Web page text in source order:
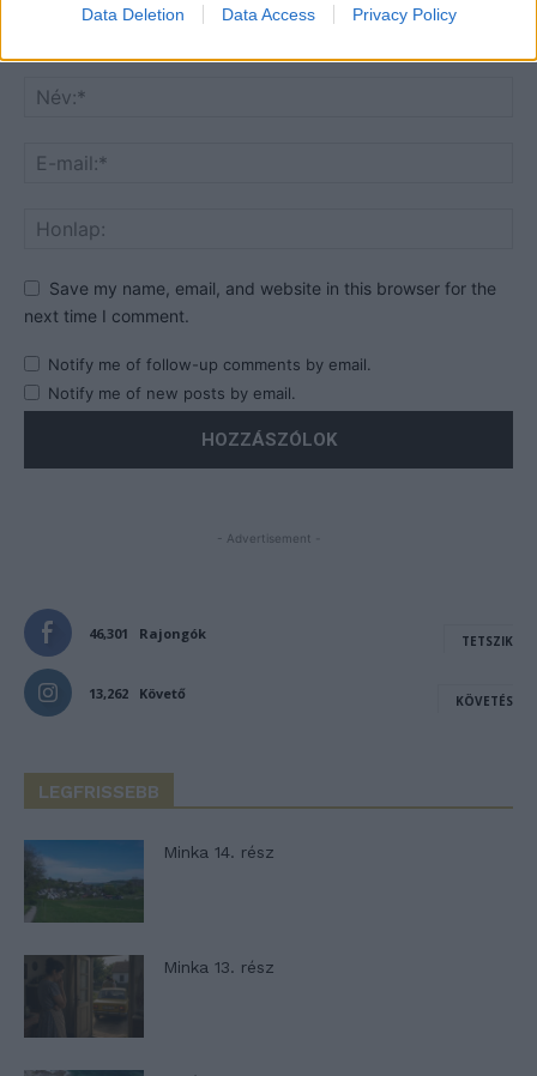
Data Deletion Data Access Privacy Policy
Save my name, email, and website in this browser for the
next time I comment.
Notify me of follow-up comments by email.
Notify me of new posts by email.
- Advertisement -
46,301 Rajongók TETSZIK
13,262 Követő KÖVETÉS
LEGFRISSEBB
Minka 14. rész
Minka 13. rész